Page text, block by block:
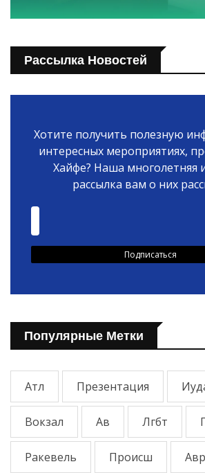
Рассылка Новостей
Хотите получить полезную
интересных мероприятиях,
Хайфе? Наша многолетняя
рассылка вам о них
Популярные Метки
Атл Презентация
Вокзал Ав Лгбт
Ракевель Происш